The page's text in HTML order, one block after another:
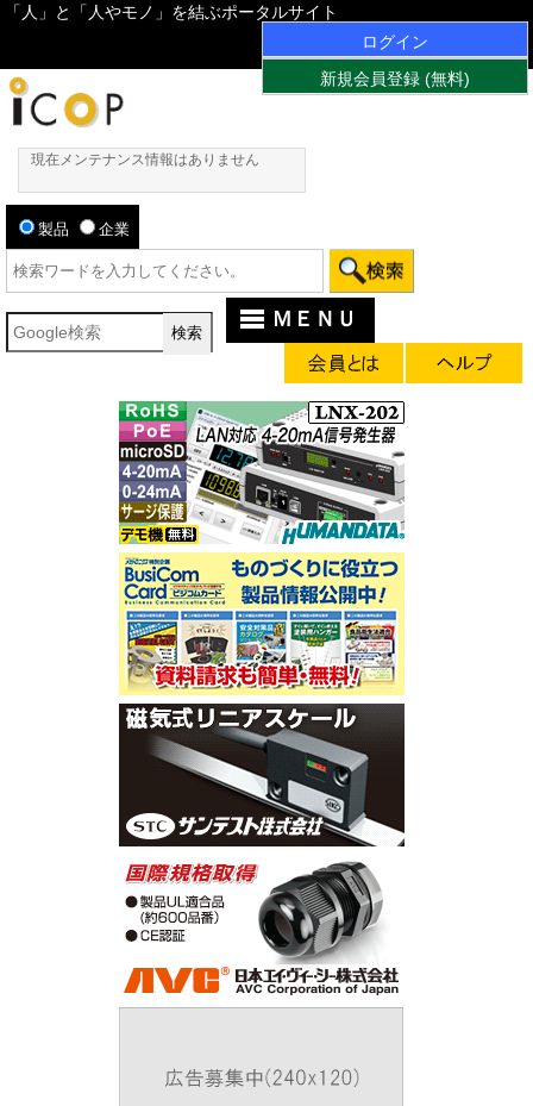
「人」と「人やモノ」を結ぶポータルサイト
ログイン
新規会員登録 (無料)
現在メンテナンス情報はありません
製品 企業
ＭＥＮＵ